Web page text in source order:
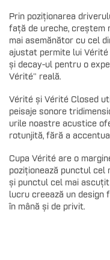
Prin poziționarea
față de ureche, creștem
mai asemănător cu cel
ajustat permite lui Vérité
și decay-ul pentru o
Vérité" reală.
Vérité și Vérité Closed
peisaje sonore
urile noastre acustice
rotunjită, fără a
Cupa Vérité are o
poziționează punctul cel
și punctul cel mai
lucru creează un design
în mână și de privit.